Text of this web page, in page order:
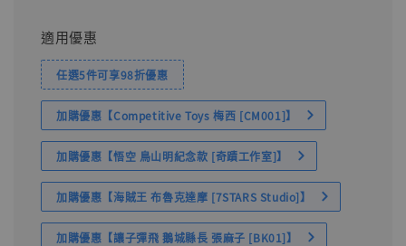
適用優惠
任選5件可享98折優惠
加購優惠【Competitive Toys 梅西 [CM001]】
加購優惠【悟空 鳥山明紀念款 [奇蹟工作室]】
加購優惠【海賊王 布魯克達摩 [7STARS Studio]】
加購優惠【讓子彈飛 鵝城縣長 張麻子 [BK01]】